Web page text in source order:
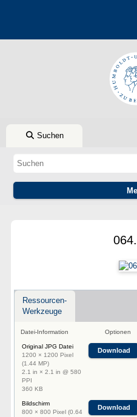
Suchen
Ressourcen-
Werkzeuge
Datei-Information Optionen
Original JPG Datei
1200 × 1200 Pixel
(1.44 MP)
2.1 in × 2.1 in @ 580
PPI
360 KB
Download
Bildschirm
800 × 800 Pixel (0.64
Download